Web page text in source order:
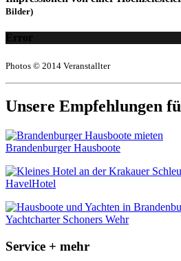
Bilder)
Error
Photos © 2014 Veranstallter
Unsere Empfehlungen
Brandenburger Hausboote
HavelHotel
Yachtcharter Schoners Wehr
Service + mehr